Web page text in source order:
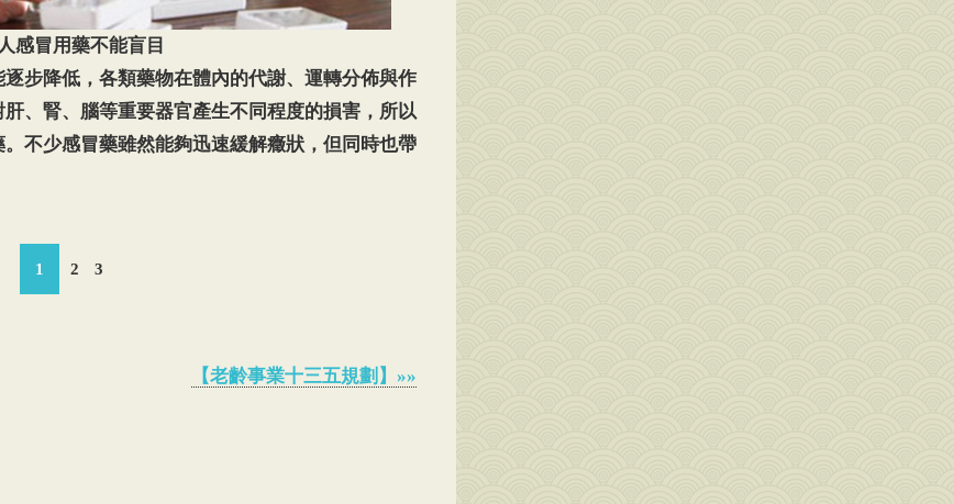
感冒用藥不能盲目
步降低，各類藥物在體內的代謝、運轉分佈與作
、腎、腦等重要器官產生不同程度的損害，所以
不少感冒藥雖然能夠迅速緩解癥狀，但同時也帶
1 2 3
【老齡事業十三五規劃】»»